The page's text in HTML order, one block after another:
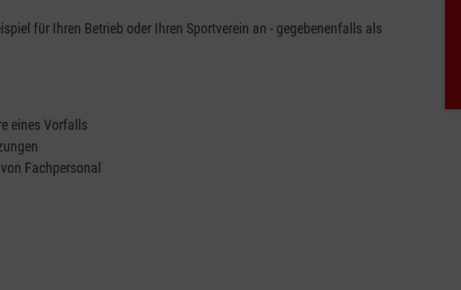
für Ihren Betrieb oder Ihren Sportverein an - gegebenenfalls als
eines Vorfalls
Fachpersonal